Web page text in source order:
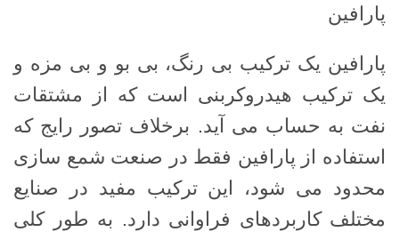
پارافین
پارافین یک ترکیب بی رنگ، بی بو و بی مزه و
یک ترکیب هیدروکربنی است که از مشتقات
نفت به حساب می آید. برخلاف تصور رایج که
استفاده از پارافین فقط در صنعت شمع سازی
محدود می شود، این ترکیب مفید در صنایع
مختلف کاربردهای فراوانی دارد. به طور کلی